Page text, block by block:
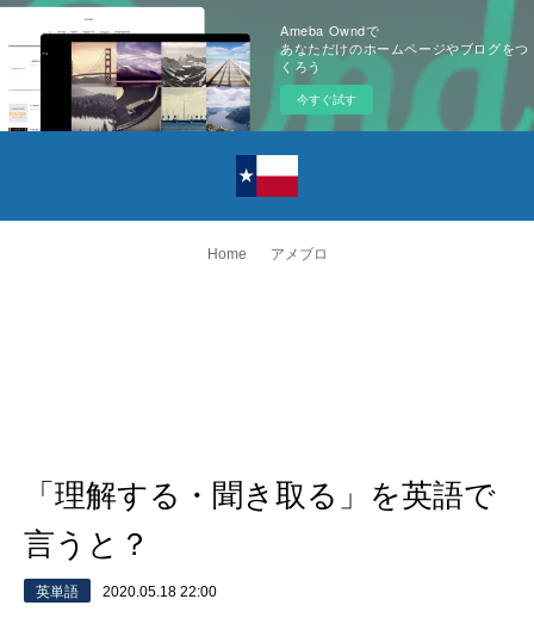
Ameba Owndで
あなただけのホームページやブログをつ
くろう
今すぐ試す
Home アメブロ
「理解する・聞き取る」を英語で
言うと？
英単語 2020.05.18 22:00